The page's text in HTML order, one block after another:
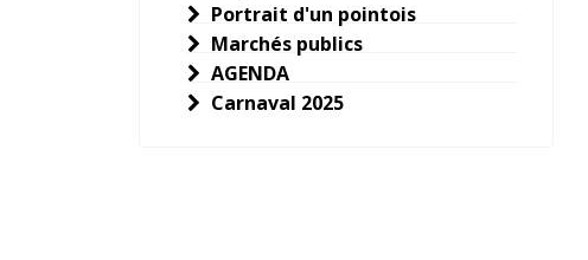
Portrait d'un pointois
Marchés publics
AGENDA
Carnaval 2025